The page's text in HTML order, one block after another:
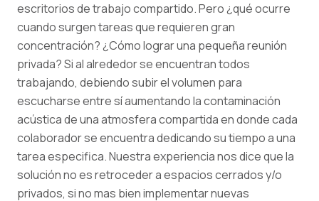
escritorios de trabajo compartido. Pero ¿qué ocurre
cuando surgen tareas que requieren gran
concentración? ¿Cómo lograr una pequeña reunión
privada? Si al alrededor se encuentran todos
trabajando, debiendo subir el volumen para
escucharse entre sí aumentando la contaminación
acústica de una atmosfera compartida en donde cada
colaborador se encuentra dedicando su tiempo a una
tarea especifica. Nuestra experiencia nos dice que la
solución no es retroceder a espacios cerrados y/o
privados, si no mas bien implementar nuevas